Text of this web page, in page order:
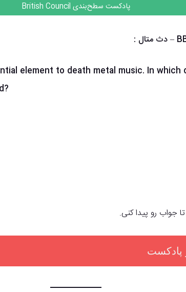
پادکست سطح‌بندی British Council
:
element to death metal music. In which
رو پیدا کنی.
پادکست